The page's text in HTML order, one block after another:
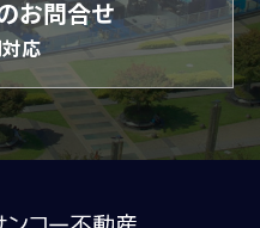
お問合せ
応